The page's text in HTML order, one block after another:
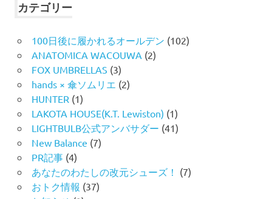
カテゴリー
100日後に履かれるオールデン (102)
ANATOMICA WACOUWA (2)
FOX UMBRELLAS (3)
hands × 傘ソムリエ (2)
HUNTER (1)
LAKOTA HOUSE(K.T. Lewiston) (1)
LIGHTBULB公式アンバサダー (41)
New Balance (7)
PR記事(4)
あなたのわたしの改元シューズ！ (7)
おトク情報 (37)